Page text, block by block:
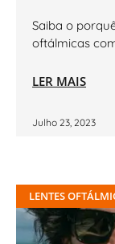
Saiba o
oftálmicas
LER MAIS
Julho 23, 2023
LENTES